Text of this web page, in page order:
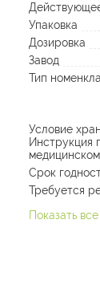
Упаковка
Дозировка
Завод
Тип
Условие
Инструкция
Срок
Требуется
Показать